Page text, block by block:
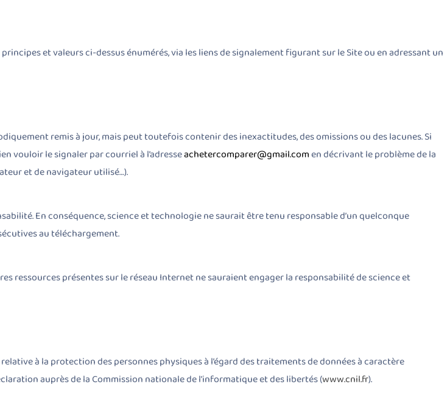
et valeurs ci-dessus énumérés, via les liens de signalement figurant sur le Site ou en adressant un
remis à jour, mais peut toutefois contenir des inexactitudes, des omissions ou des lacunes. Si
vouloir le signaler par courriel à l’adresseachetercomparer@gmail.comen décrivant le problème de la
et de navigateur utilisé…).
En conséquence, science et technologie ne saurait être tenu responsable d’un quelconque
au téléchargement.
ressources présentes sur le réseau Internet ne sauraient engager la responsabilité de science et
à la protection des personnes physiques à l’égard des traitements de données à caractère
auprès de la Commission nationale de l’informatique et des libertés (www.cnil.fr).